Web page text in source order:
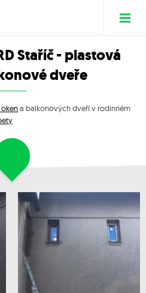
Staříč - plastová
dveře
a balkonových dveří v rodinném